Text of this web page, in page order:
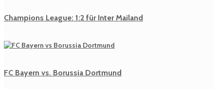
Champions League: 1:2 für Inter Mailand
FC Bayern vs. Borussia Dortmund